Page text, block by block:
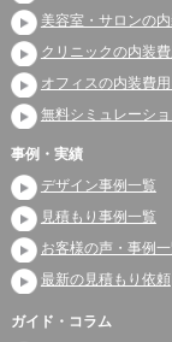
美容室・サロンの内
クリニックの内装費
オフィスの内装費用
無料シミュレーシ
事例・実績
デザイン事例一覧
見積もり事例一覧
お客様の声・事例
最新の見積もり依頼
ガイド・コラム